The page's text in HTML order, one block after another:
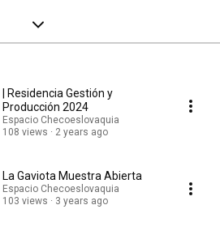
| Residencia Gestión y
Producción 2024
Espacio Checoeslovaquia
108 views
2 years ago
La Gaviota Muestra Abierta
Espacio Checoeslovaquia
103 views
3 years ago